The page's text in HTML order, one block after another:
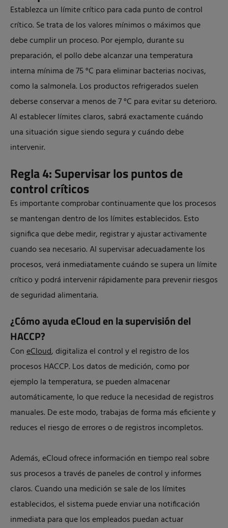
Establezca un límite crítico para cada punto de control
crítico. Se trata de los valores mínimos o máximos que
debe cumplir un proceso. Por ejemplo, durante su
preparación, el pollo debe alcanzar una temperatura
interna mínima de 75 °C para eliminar bacterias nocivas,
como la salmonela. Los productos refrigerados suelen
deberse conservar a menos de 7 °C para evitar su deterioro.
Al establecer límites claros, sabrá exactamente cuándo
una situación sigue siendo segura y cuándo debe
intervenir.
Regla 4: Supervisar los puntos de
control críticos
Es importante comprobar continuamente que los procesos
se mantengan dentro de los límites establecidos. Esto
significa que debe medir, registrar y ajustar activamente
cuando sea necesario. Al supervisar adecuadamente los
procesos, verá inmediatamente cuándo se supera un límite
crítico y podrá intervenir rápidamente para prevenir riesgos
de seguridad alimentaria.
¿Cómo ayuda eCloud en la supervisión del
HACCP?
ConeCloud, digitaliza el control y el registro de los
procesos HACCP. Los datos de medición, como por
ejemplo la temperatura, se pueden almacenar
automáticamente, lo que reduce la necesidad de registros
manuales. De este modo, trabajas de forma más eficiente y
reduces el riesgo de errores o de registros incompletos.
Además, eCloud ofrece información en tiempo real sobre
sus procesos a través de paneles de control y informes
claros. Cuando una medición se sale de los límites
establecidos, el sistema puede enviar una notificación
inmediata para que los empleados puedan actuar